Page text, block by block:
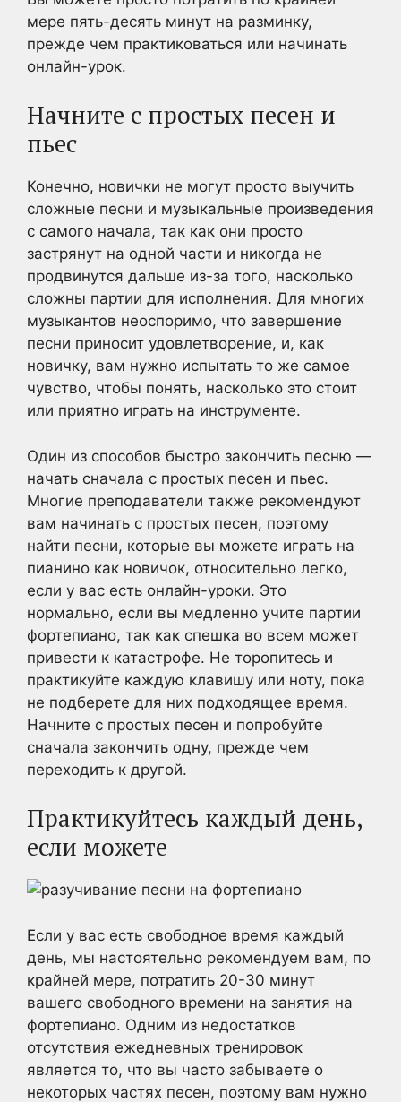
мере пять-десять минут на разминку,
прежде чем практиковаться или начинать
онлайн-урок.
Начните с простых песен и
пьес
Конечно, новички не могут просто выучить
сложные песни и музыкальные произведения
с самого начала, так как они просто
застрянут на одной части и никогда не
продвинутся дальше из-за того, насколько
сложны партии для исполнения. Для многих
музыкантов неоспоримо, что завершение
песни приносит удовлетворение, и, как
новичку, вам нужно испытать то же самое
чувство, чтобы понять, насколько это стоит
или приятно играть на инструменте.
Один из способов быстро закончить песню —
начать сначала с простых песен и пьес.
Многие преподаватели также рекомендуют
вам начинать с простых песен, поэтому
найти песни, которые вы можете играть на
пианино как новичок, относительно легко,
если у вас есть онлайн-уроки. Это
нормально, если вы медленно учите партии
фортепиано, так как спешка во всем может
привести к катастрофе. Не торопитесь и
практикуйте каждую клавишу или ноту, пока
не подберете для них подходящее время.
Начните с простых песен и попробуйте
сначала закончить одну, прежде чем
переходить к другой.
Практикуйтесь каждый день,
если можете
Если у вас есть свободное время каждый
день, мы настоятельно рекомендуем вам, по
крайней мере, потратить 20-30 минут
вашего свободного времени на занятия на
фортепиано. Одним из недостатков
отсутствия ежедневных тренировок
является то, что вы часто забываете о
некоторых частях песен, поэтому вам нужно